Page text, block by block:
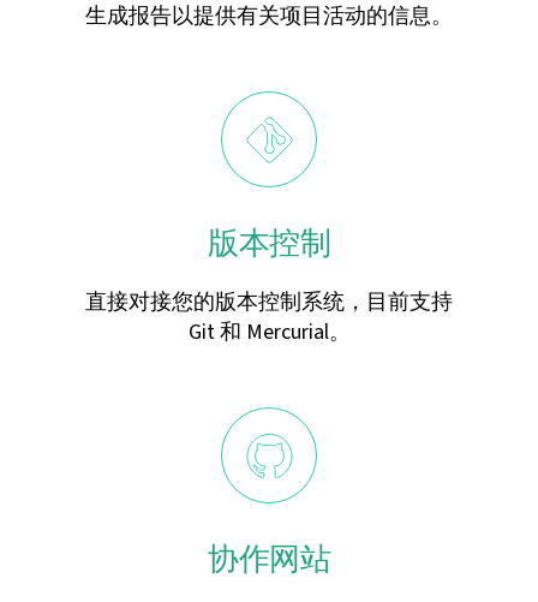
生成报告以提供有关项目活动的信息。
版本控制
直接对接您的版本控制系统，目前支持
Git 和 Mercurial。
协作网站